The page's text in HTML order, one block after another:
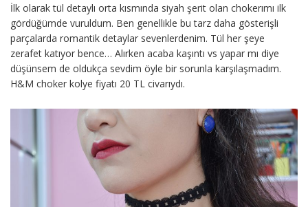
İlk olarak tül detaylı orta kısmında siyah şerit olan chokerımı ilk
gördüğümde vuruldum. Ben genellikle bu tarz daha gösterişli
parçalarda romantik detaylar sevenlerdenim. Tül her şeye
zerafet katıyor bence… Alırken acaba kaşıntı vs yapar mı diye
düşünsem de oldukça sevdim öyle bir sorunla karşılaşmadım.
H&M choker kolye fiyatı 20 TL civarıydı.